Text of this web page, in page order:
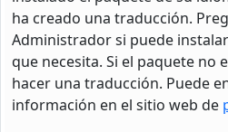
ha creado una traducción.
Administrador si puede
que necesita. Si el paquete no
hacer una traducción. Puede
información en el sitio web de